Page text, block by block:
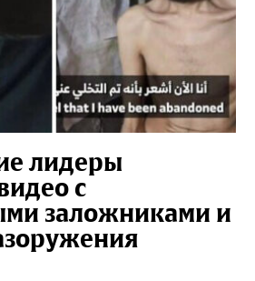
лидеры
с
заложниками и